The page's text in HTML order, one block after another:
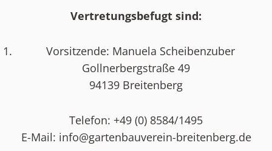
Vertretungsbefugt sind:
Vorsitzende: Manuela Scheibenzuber
Gollnerbergstraße 49
94139 Breitenberg
Telefon: +49 (0) 8584/1495
E-Mail: info@gartenbauverein-breitenberg.de